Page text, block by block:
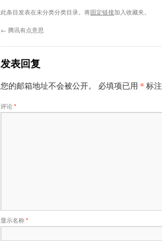
此条目发表在未分类分类目录。将固定链接加入收藏夹。
← 腾讯有点意思
发表回复
您的邮箱地址不会被公开。 必填项已用 * 标注
评论*
显示名称*